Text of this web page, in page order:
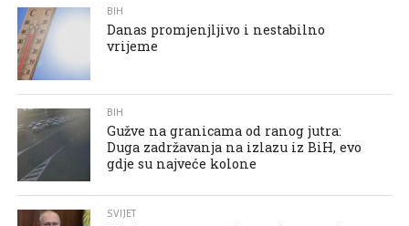
BIH
Danas promjenjljivo i nestabilno
vrijeme
BIH
Gužve na granicama od ranog jutra:
Duga zadržavanja na izlazu iz BiH, evo
gdje su najveće kolone
SVIJET